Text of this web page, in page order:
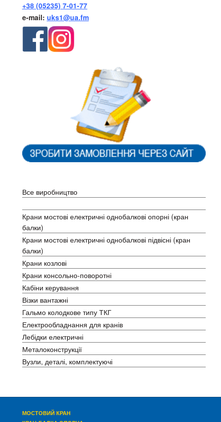
+38 (05235) 7-01-77
e-mail: uks1@ua.fm
Все виробництво
Крани мостові електричні однобалкові опорні (кран
балки)
Крани мостові електричні однобалкові підвісні (кран
балки)
Крани козлові
Крани консольно-поворотні
Кабіни керування
Візки вантажні
Гальмо колодкове типу ТКГ
Електрообладнання для кранів
Лебідки електричні
Металоконструкції
Вузли, деталі, комплектуючі
МОСТОВИЙ КРАН